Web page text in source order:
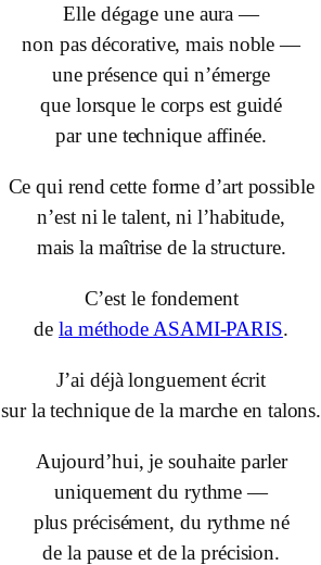
Elle dégage une aura —
non pas décorative, mais noble —
une présence qui n’émerge
que lorsque le corps est guidé
par une technique affinée.
Ce qui rend cette forme d’art possible
n’est ni le talent, ni l’habitude,
mais la maîtrise de la structure.
C’est le fondement
dela méthode ASAMI-PARIS.
J’ai déjà longuement écrit
sur la technique de la marche en talons.
Aujourd’hui, je souhaite parler
uniquement du rythme —
plus précisément, du rythme né
de la pause et de la précision.